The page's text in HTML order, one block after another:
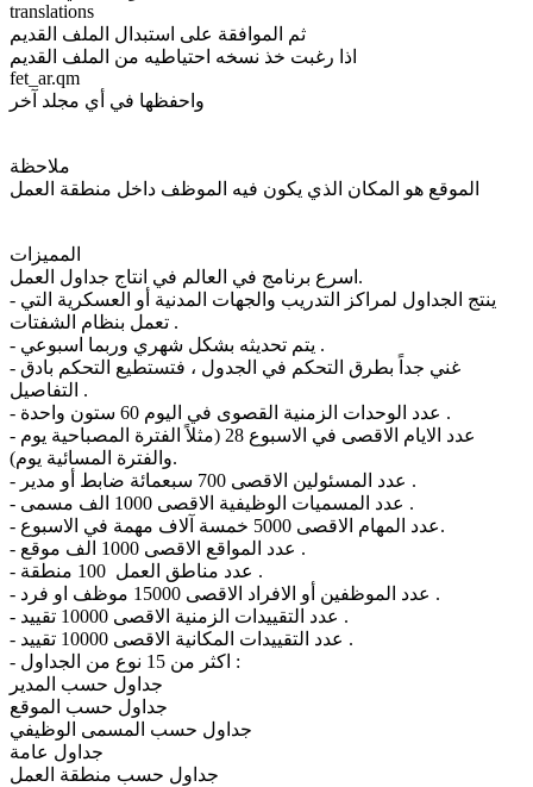
translations
ثم الموافقة على استبدال الملف القديم
اذا رغبت خذ نسخه احتياطيه من الملف القديم
fet_ar.qm
واحفظها في أي مجلد آخر
ملاحظة
الموقع هو المكان الذي يكون فيه الموظف داخل منطقة العمل
المميزات
اسرع برنامج في العالم في انتاج جداول العمل.
- ينتج الجداول لمراكز التدريب والجهات المدنية أو العسكرية التي
تعمل بنظام الشفتات .
- يتم تحديثه بشكل شهري وربما اسبوعي .
- غني جداً بطرق التحكم في الجدول ، فتستطيع التحكم بادق
التفاصيل .
- عدد الوحدات الزمنية القصوى في اليوم 60 ستون واحدة .
- عدد الايام الاقصى في الاسبوع 28 (مثلاً الفترة المصباحية يوم
والفترة المسائية يوم).
- عدد المسئولين الاقصى 700 سبعمائة ضابط أو مدير .
- عدد المسميات الوظيفية الاقصى 1000 الف مسمى .
- عدد المهام الاقصى 5000 خمسة آلاف مهمة في الاسبوع.
- عدد المواقع الاقصى 1000 الف موقع .
- عدد مناطق العمل 100 منطقة .
- عدد الموظفين أو الافراد الاقصى 15000 موظف او فرد .
- عدد التقييدات الزمنية الاقصى 10000 تقييد .
- عدد التقييدات المكانية الاقصى 10000 تقييد .
- اكثر من 15 نوع من الجداول :
جداول حسب المدير
جداول حسب الموقع
جداول حسب المسمى الوظيفي
جداول عامة
جداول حسب منطقة العمل